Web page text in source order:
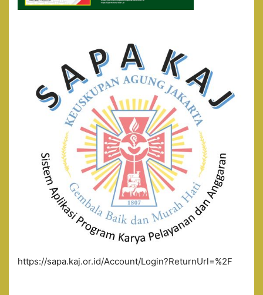
https://sapa.kaj.or.id/Account/Login?ReturnUrl=%2F